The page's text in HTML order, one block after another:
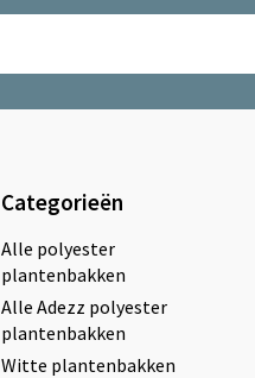
Categorieën
Alle polyester
plantenbakken
Alle Adezz polyester
plantenbakken
Witte plantenbakken